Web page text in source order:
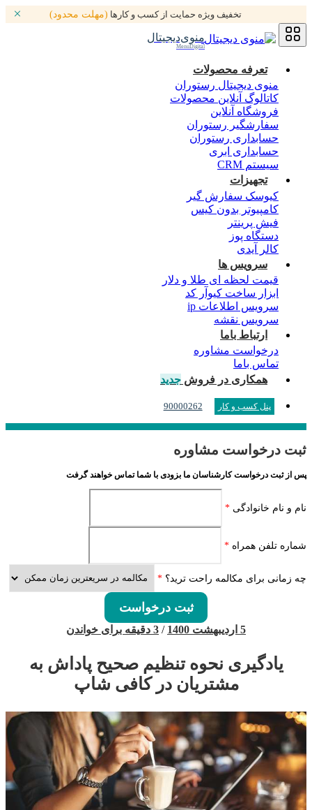
تخفیف ویژه حمایت از کسب و کارها (مهلت محدود)
منوی‌دیجیتال
MenuDigital
تعرفه محصولات
منوی دیجیتال رستوران
کاتالوگ آنلاین محصولات
فروشگاه آنلاین
سفارشگیر رستوران
حسابداری رستوران
حسابداری ابری
سیستم CRM
تجهیزات
کیوسک سفارش گیر
کامپیوتر بدون کیس
فیش پرینتر
دستگاه پوز
کالر آیدی
سرویس ها
قیمت لحظه ای طلا و دلار
ابزار ساخت کیوآر کد
سرویس اطلاعات ip
سرویس نقشه
ارتباط باما
درخواست مشاوره
تماس باما
همکاری در فروش جدید
پنل کسب و کار 90000262
ثبت درخواست مشاوره
پس از ثبت درخواست کارشناسان ما بزودی با شما تماس خواهند گرفت
نام و نام خانوادگی *
شماره تلفن همراه *
چه زمانی برای مکالمه راحت ترید؟ *
ثبت درخواست
5 اردیبهشت 1400 / 3 دقیقه برای خواندن
یادگیری نحوه تنظیم صحیح پاداش به
مشتریان در کافی شاپ